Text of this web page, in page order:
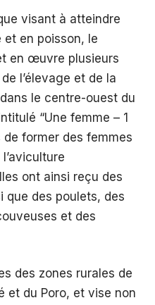
visant à atteindre
et en poisson, le
en œuvre plusieurs
l’élevage et de la
le centre-ouest du
“Une femme – 1
de former des femmes
ont ainsi reçu des
que des poulets, des
et des
des zones rurales de
et du Poro, et vise non